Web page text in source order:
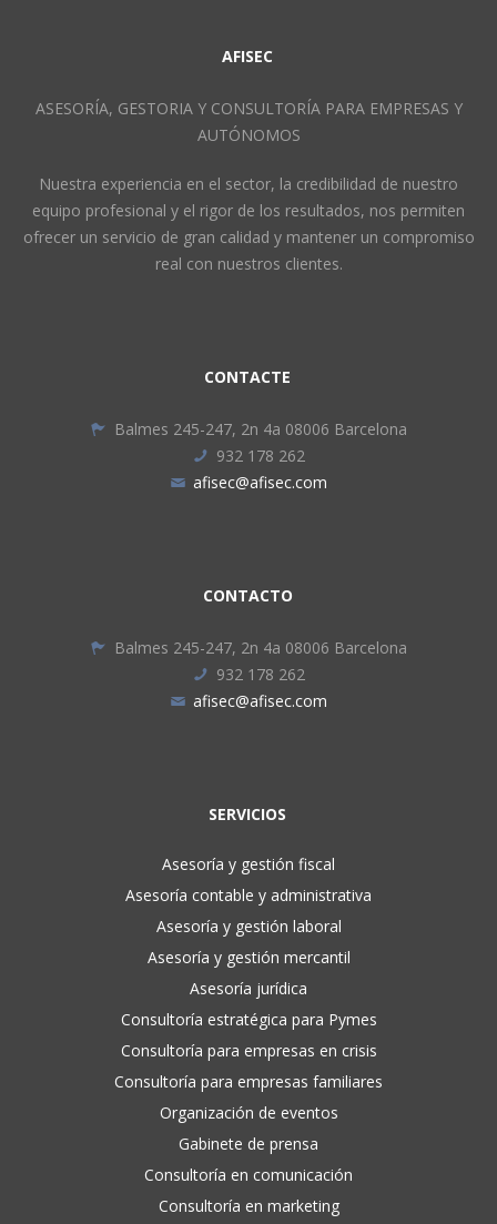
AFISEC
ASESORÍA, GESTORIA Y CONSULTORÍA PARA EMPRESAS Y
AUTÓNOMOS
Nuestra experiencia en el sector, la credibilidad de nuestro
equipo profesional y el rigor de los resultados, nos permiten
ofrecer un servicio de gran calidad y mantener un compromiso
real con nuestros clientes.
CONTACTE
Balmes 245-247, 2n 4a 08006 Barcelona
932 178 262
afisec@afisec.com
CONTACTO
Balmes 245-247, 2n 4a 08006 Barcelona
932 178 262
afisec@afisec.com
SERVICIOS
Asesoría y gestión fiscal
Asesoría contable y administrativa
Asesoría y gestión laboral
Asesoría y gestión mercantil
Asesoría jurídica
Consultoría estratégica para Pymes
Consultoría para empresas en crisis
Consultoría para empresas familiares
Organización de eventos
Gabinete de prensa
Consultoría en comunicación
Consultoría en marketing